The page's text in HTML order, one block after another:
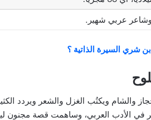
عربي شهير.
شري السيرة الذاتية ؟
والشام ويكتُب الغزل والشعر ويردد
في الأدب العربي، وساهمت قصة مجنون